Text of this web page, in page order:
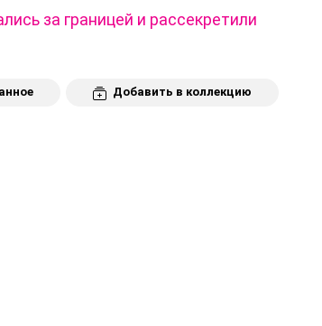
за границей и рассекретили
Добавить в коллекцию